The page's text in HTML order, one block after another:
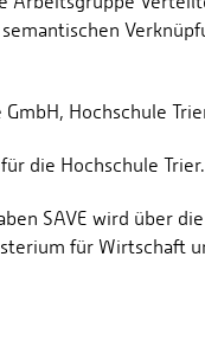
GmbH, Hochschule
die Hochschule Trier.
SAVE wird über
für Wirtschaft